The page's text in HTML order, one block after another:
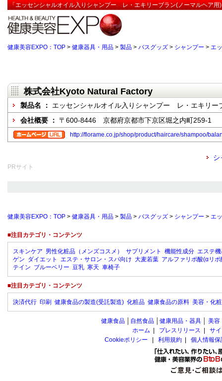
「エッセンシャルオイル入りシャンプー レ・エキリーブラン(ノーマルヘア
健康美容EXPO：TOP > 健康器具・用品 > 製品 > バスグッズ > シャンプー > エ
株式会社Kyoto Natural Factory
製品名 ： エッセンシャルオイル入りシャンプー レ・エキリー
会社概要 ： 〒600-8446 京都府京都市下京区堀之内町259-1
http://florame.co.jp/shop/product/haircare/shampoo/
シ
PRサイト
健康美容EXPO：TOP > 健康器具・用品 > 製品 > バスグッズ > シャンプー > エ
■注目カテゴリ・コンテンツ
スキンケア 男性化粧品（メンズコスメ） サプリメント 機能性成分 エステ
ゲン ダイエット エステ・サロン・スパ向け 大麦若葉 アルファリポ酸(αリポ
テイン ブルーベリー 豆乳 寒天 車椅子
■注目カテゴリ・コンテンツ
決済代行 印刷 健康食品の製造(受託製造) 化粧品 健康食品の原料 美容・化
健康食品 自然食品 健康用品・器具 美容
ホーム
プレスリリース
サ
Cookieポリシー
利用規約 個人情報